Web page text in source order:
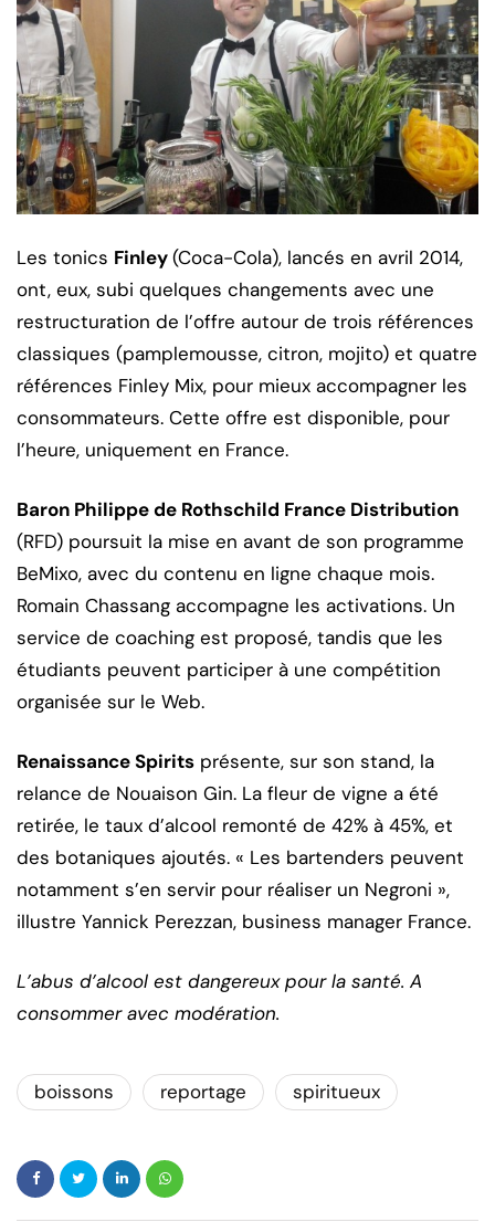
Les tonics Finley(Coca-Cola), lancés en avril 2014,
ont, eux, subi quelques changements avec une
restructuration de l’offre autour de trois références
classiques (pamplemousse, citron, mojito) et quatre
références Finley Mix, pour mieux accompagner les
consommateurs. Cette offre est disponible, pour
l’heure, uniquement en France.
Baron Philippe de Rothschild France Distribution
(RFD) poursuit la mise en avant de son programme
BeMixo, avec du contenu en ligne chaque mois.
Romain Chassang accompagne les activations. Un
service de coaching est proposé, tandis que les
étudiants peuvent participer à une compétition
organisée sur le Web.
Renaissance Spirits présente, sur son stand, la
relance de Nouaison Gin. La fleur de vigne a été
retirée, le taux d’alcool remonté de 42% à 45%, et
des botaniques ajoutés. « Les bartenders peuvent
notamment s’en servir pour réaliser un Negroni »,
illustre Yannick Perezzan, business manager France.
L’abus d’alcool est dangereux pour la santé. A
consommer avec modération.
boissons reportage spiritueux